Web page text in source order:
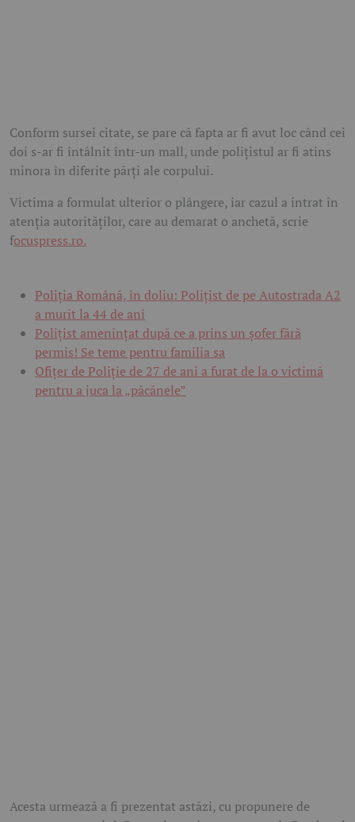
Conform sursei citate, se pare că fapta ar fi avut loc când cei
doi s-ar fi întâlnit într-un mall, unde polițistul ar fi atins
minora în diferite părți ale corpului.
Victima a formulat ulterior o plângere, iar cazul a intrat în
atenția autorităților, care au demarat o anchetă, scrie
focuspress.ro.
Poliția Română, în doliu: Polițist de pe Autostrada A2
a murit la 44 de ani
Polițist amenințat după ce a prins un șofer fără
permis! Se teme pentru familia sa
Ofițer de Poliție de 27 de ani a furat de la o victimă
pentru a juca la „păcănele”
Acesta urmează a fi prezentat astăzi, cu propunere de